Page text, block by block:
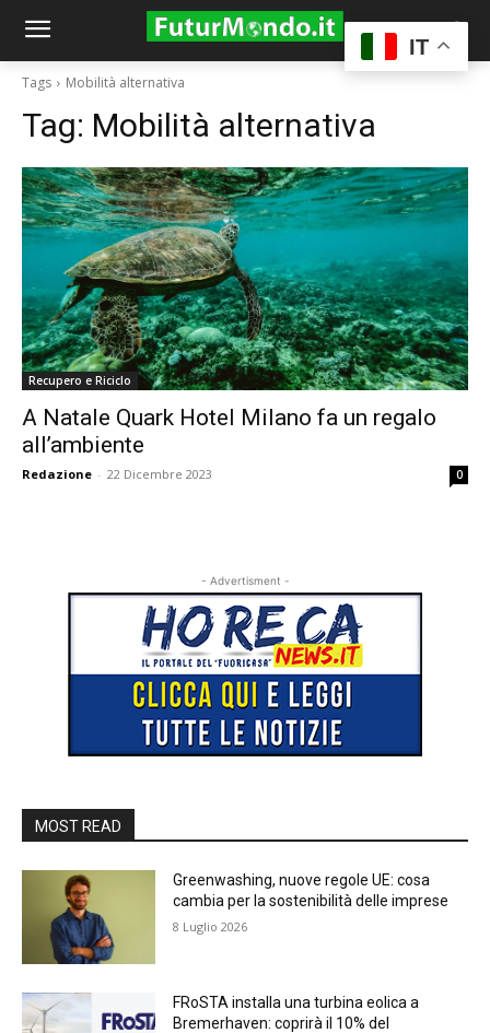
Tags Mobilità alternativa
Tag: Mobilità alternativa
Recupero e Riciclo
A Natale Quark Hotel Milano fa un regalo
all’ambiente
Redazione - 22 Dicembre 2023 0
- Advertisment -
MOST READ
Greenwashing, nuove regole UE: cosa
cambia per la sostenibilità delle imprese
8 Luglio 2026
FRoSTA installa una turbina eolica a
Bremerhaven: coprirà il 10% del
IT